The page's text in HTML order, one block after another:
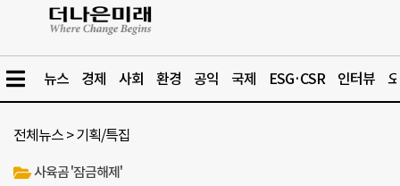
뉴스 경제 사회 환경 공익 국제 ESG·CSR 인터뷰
전체뉴스 >기획/특집
사육곰 '잠금해제'